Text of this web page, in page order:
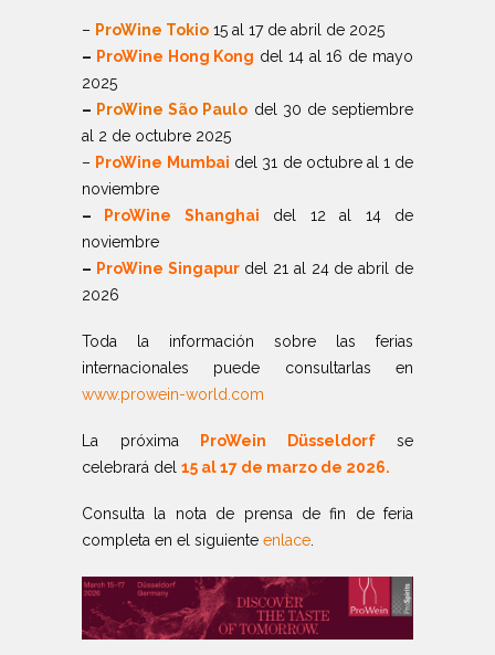
– ProWine Tokio 15 al 17 de abril de 2025
– ProWine Hong Kong del 14 al 16 de mayo
2025
– ProWine São Paulo del 30 de septiembre
al 2 de octubre 2025
– ProWine Mumbai del 31 de octubre al 1 de
noviembre
–
ProWine Shanghai del 12 al 14 de
noviembre
– ProWine Singapurdel 21 al 24 de abril de
2026
Toda la información sobre las ferias
internacionales puede consultarlas en
www.prowein-world.com
La próxima ProWein Düsseldorfse
celebrará del 15 al 17 de marzo de 2026.
Consulta la nota de prensa de fin de feria
completa en el siguiente enlace